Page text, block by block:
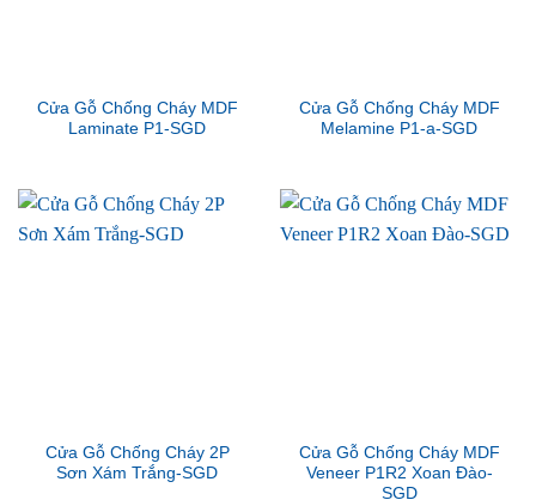
Cửa Gỗ Chống Cháy MDF
Laminate P1-SGD
Cửa Gỗ Chống Cháy MDF
Melamine P1-a-SGD
Cửa Gỗ Chống Cháy 2P
Sơn Xám Trắng-SGD
Cửa Gỗ Chống Cháy MDF
Veneer P1R2 Xoan Đào-
SGD